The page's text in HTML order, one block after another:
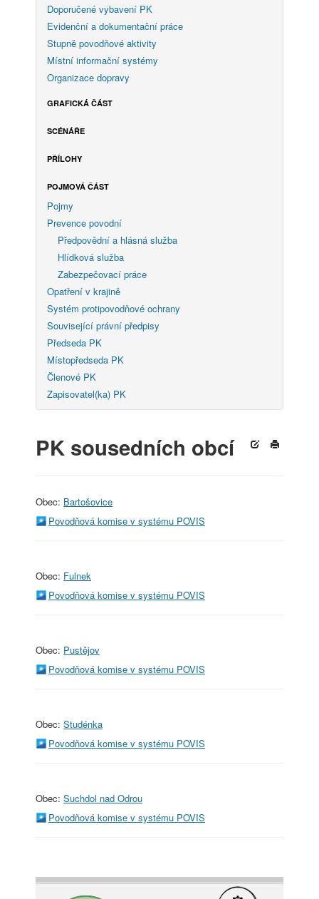
Doporučené vybavení PK
Evidenční a dokumentační práce
Stupně povodňové aktivity
Místní informační systémy
Organizace dopravy
GRAFICKÁ ČÁST
SCÉNÁŘE
PŘÍLOHY
POJMOVÁ ČÁST
Pojmy
Prevence povodní
Předpovědní a hlásná služba
Hlídková služba
Zabezpečovací práce
Opatření v krajině
Systém protipovodňové ochrany
Související právní předpisy
Předseda PK
Místopředseda PK
Členové PK
Zapisovatel(ka) PK
PK sousedních obcí
Obec: Bartošovice
Povodňová komise v systému POVIS
Obec: Fulnek
Povodňová komise v systému POVIS
Obec: Pustějov
Povodňová komise v systému POVIS
Obec: Studénka
Povodňová komise v systému POVIS
Obec: Suchdol nad Odrou
Povodňová komise v systému POVIS